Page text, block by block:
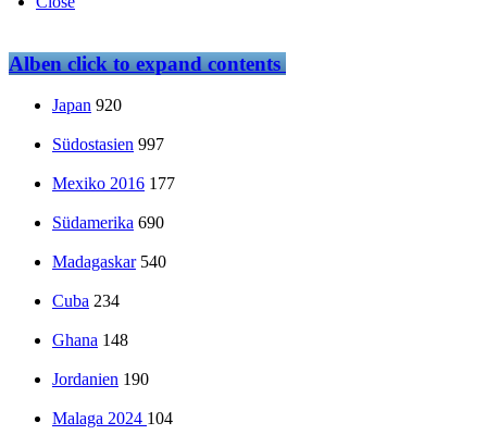
Albenclick to expand contents
Japan 920
Südostasien 997
Mexiko 2016 177
Südamerika 690
Madagaskar 540
Cuba 234
Ghana 148
Jordanien 190
Malaga 2024 104